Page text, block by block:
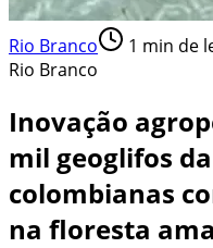
Rio Branco 1 min de
Rio Branco
Inovação
mil geoglifos
colombianas
na floresta